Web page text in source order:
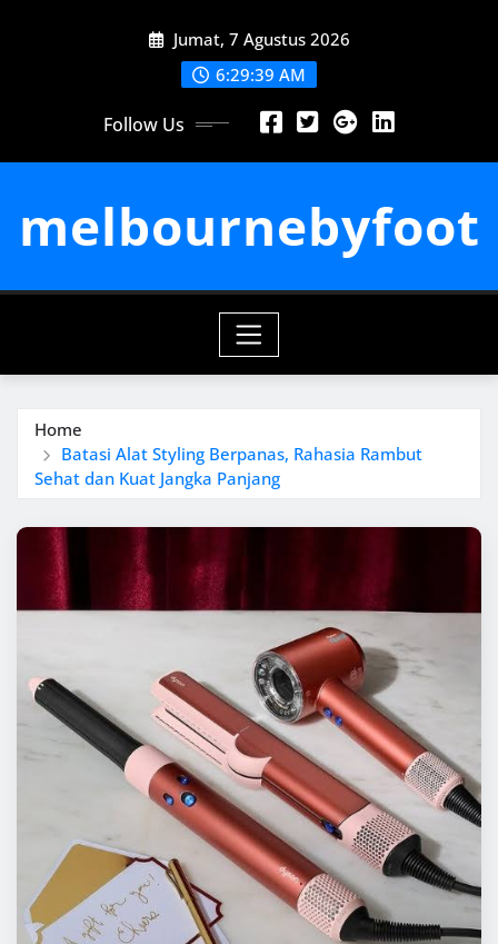
Jumat, 7 Agustus 2026
6:29:39 AM
Follow Us
melbournebyfoot
Home
Batasi Alat Styling Berpanas, Rahasia Rambut
Sehat dan Kuat Jangka Panjang